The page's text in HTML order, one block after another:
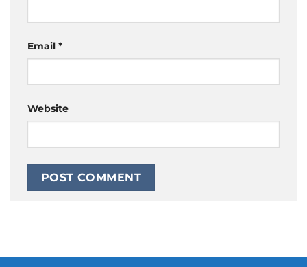
Email *
Website